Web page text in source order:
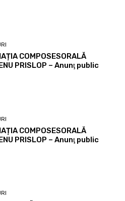
COMPOSESORALĂ
PRISLOP – Anunţ public
COMPOSESORALĂ
PRISLOP – Anunţ public